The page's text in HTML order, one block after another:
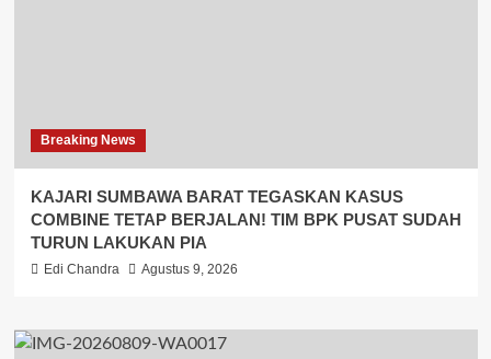
Breaking News
KAJARI SUMBAWA BARAT TEGASKAN KASUS
COMBINE TETAP BERJALAN! TIM BPK PUSAT SUDAH
TURUN LAKUKAN PIA
Edi Chandra Agustus 9, 2026